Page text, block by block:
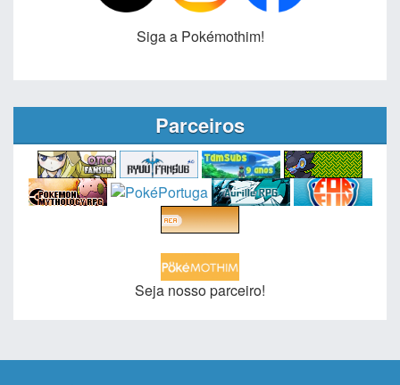
Siga a Pokémothim!
Parceiros
Seja nosso parceiro!